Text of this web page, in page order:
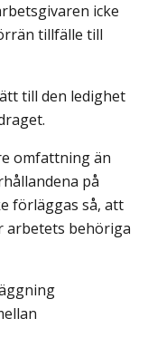
icke
tillfälle till
till den ledighet
omfattning än
på
förläggas så, att
arbetets behöriga